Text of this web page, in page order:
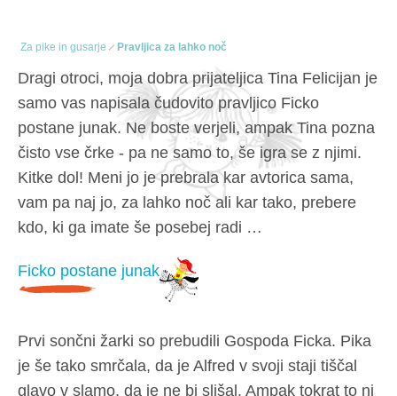
Za pike in gusarje Pravljica za lahko noč
Dragi otroci, moja dobra prijateljica Tina Felicijan je
samo vas napisala čudovito pravljico Ficko
postane junak. Ne boste verjeli, ampak Tina pozna
čisto vse črke - pa ne samo to, še igra se z njimi.
Kitke dol! Meni jo je prebrala kar avtorica sama,
vam pa naj jo, za lahko noč ali kar tako, prebere
kdo, ki ga imate še posebej radi …
Ficko postane junak
Prvi sončni žarki so prebudili Gospoda Ficka. Pika
je še tako smrčala, da je Alfred v svoji staji tiščal
glavo v slamo, da je ne bi slišal. Ampak tokrat to ni